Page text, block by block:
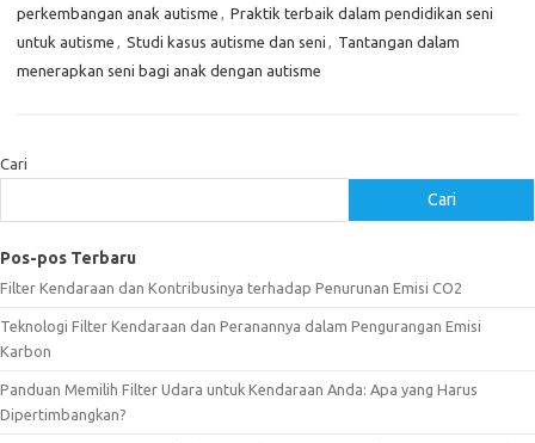
perkembangan anak autisme , Praktik terbaik dalam pendidikan seni
untuk autisme , Studi kasus autisme dan seni , Tantangan dalam
menerapkan seni bagi anak dengan autisme
Cari
Cari
Pos-pos Terbaru
Filter Kendaraan dan Kontribusinya terhadap Penurunan Emisi CO2
Teknologi Filter Kendaraan dan Peranannya dalam Pengurangan Emisi
Karbon
Panduan Memilih Filter Udara untuk Kendaraan Anda: Apa yang Harus
Dipertimbangkan?